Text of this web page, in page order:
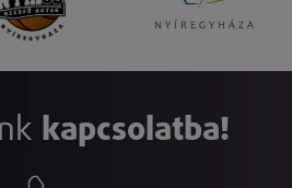
kapcsolatba!